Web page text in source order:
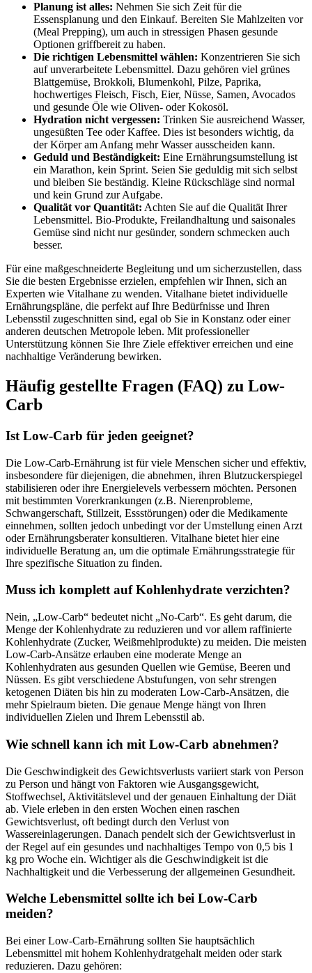
Planung ist alles: Nehmen Sie sich Zeit für die
Essensplanung und den Einkauf. Bereiten Sie Mahlzeiten vor
(Meal Prepping), um auch in stressigen Phasen gesunde
Optionen griffbereit zu haben.
Die richtigen Lebensmittel wählen: Konzentrieren Sie sich
auf unverarbeitete Lebensmittel. Dazu gehören viel grünes
Blattgemüse, Brokkoli, Blumenkohl, Pilze, Paprika,
hochwertiges Fleisch, Fisch, Eier, Nüsse, Samen, Avocados
und gesunde Öle wie Oliven- oder Kokosöl.
Hydration nicht vergessen: Trinken Sie ausreichend Wasser,
ungesüßten Tee oder Kaffee. Dies ist besonders wichtig, da
der Körper am Anfang mehr Wasser ausscheiden kann.
Geduld und Beständigkeit: Eine Ernährungsumstellung ist
ein Marathon, kein Sprint. Seien Sie geduldig mit sich selbst
und bleiben Sie beständig. Kleine Rückschläge sind normal
und kein Grund zur Aufgabe.
Qualität vor Quantität: Achten Sie auf die Qualität Ihrer
Lebensmittel. Bio-Produkte, Freilandhaltung und saisonales
Gemüse sind nicht nur gesünder, sondern schmecken auch
besser.
Für eine maßgeschneiderte Begleitung und um sicherzustellen, dass
Sie die besten Ergebnisse erzielen, empfehlen wir Ihnen, sich an
Experten wie Vitalhane zu wenden. Vitalhane bietet individuelle
Ernährungspläne, die perfekt auf Ihre Bedürfnisse und Ihren
Lebensstil zugeschnitten sind, egal ob Sie in Konstanz oder einer
anderen deutschen Metropole leben. Mit professioneller
Unterstützung können Sie Ihre Ziele effektiver erreichen und eine
nachhaltige Veränderung bewirken.
Häufig gestellte Fragen (FAQ) zu Low-
Carb
Ist Low-Carb für jeden geeignet?
Die Low-Carb-Ernährung ist für viele Menschen sicher und effektiv,
insbesondere für diejenigen, die abnehmen, ihren Blutzuckerspiegel
stabilisieren oder ihre Energielevels verbessern möchten. Personen
mit bestimmten Vorerkrankungen (z.B. Nierenprobleme,
Schwangerschaft, Stillzeit, Essstörungen) oder die Medikamente
einnehmen, sollten jedoch unbedingt vor der Umstellung einen Arzt
oder Ernährungsberater konsultieren. Vitalhane bietet hier eine
individuelle Beratung an, um die optimale Ernährungsstrategie für
Ihre spezifische Situation zu finden.
Muss ich komplett auf Kohlenhydrate verzichten?
Nein, „Low-Carb“ bedeutet nicht „No-Carb“. Es geht darum, die
Menge der Kohlenhydrate zu reduzieren und vor allem raffinierte
Kohlenhydrate (Zucker, Weißmehlprodukte) zu meiden. Die meisten
Low-Carb-Ansätze erlauben eine moderate Menge an
Kohlenhydraten aus gesunden Quellen wie Gemüse, Beeren und
Nüssen. Es gibt verschiedene Abstufungen, von sehr strengen
ketogenen Diäten bis hin zu moderaten Low-Carb-Ansätzen, die
mehr Spielraum bieten. Die genaue Menge hängt von Ihren
individuellen Zielen und Ihrem Lebensstil ab.
Wie schnell kann ich mit Low-Carb abnehmen?
Die Geschwindigkeit des Gewichtsverlusts variiert stark von Person
zu Person und hängt von Faktoren wie Ausgangsgewicht,
Stoffwechsel, Aktivitätslevel und der genauen Einhaltung der Diät
ab. Viele erleben in den ersten Wochen einen raschen
Gewichtsverlust, oft bedingt durch den Verlust von
Wassereinlagerungen. Danach pendelt sich der Gewichtsverlust in
der Regel auf ein gesundes und nachhaltiges Tempo von 0,5 bis 1
kg pro Woche ein. Wichtiger als die Geschwindigkeit ist die
Nachhaltigkeit und die Verbesserung der allgemeinen Gesundheit.
Welche Lebensmittel sollte ich bei Low-Carb
meiden?
Bei einer Low-Carb-Ernährung sollten Sie hauptsächlich
Lebensmittel mit hohem Kohlenhydratgehalt meiden oder stark
reduzieren. Dazu gehören: